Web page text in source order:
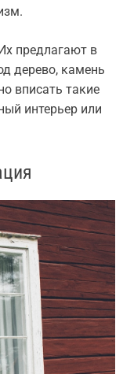
предлагают в
дерево, камень
вписать такие
интерьер или